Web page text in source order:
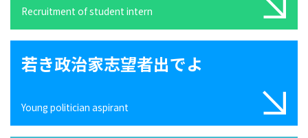
Recruitment of student intern
若き政治家志望者出でよ
Young politician aspirant